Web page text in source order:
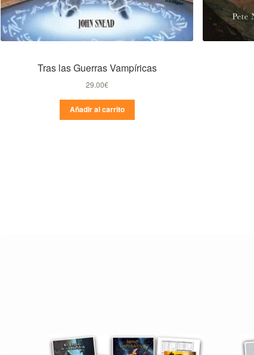
Tras las Guerras Vampíricas
29.00€
Añadir al carrito